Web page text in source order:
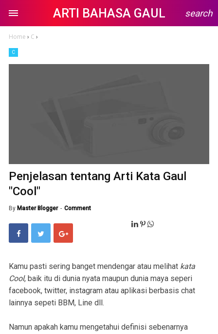
ARTI BAHASA GAUL search
Home › C ›
C
Penjelasan tentang Arti Kata Gaul
"Cool"
By Master Blogger Comment
Kamu pasti sering banget mendengar atau melihat kata
Cool, baik itu di dunia nyata maupun dunia maya seperi
facebook, twitter, instagram atau aplikasi berbasis chat
lainnya sepeti BBM, Line dll.
Namun apakah kamu mengetahui definisi sebenarnya